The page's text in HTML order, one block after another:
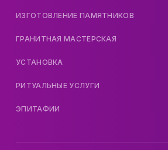
ИЗГОТОВЛЕНИЕ ПАМЯТНИКОВ
ГРАНИТНАЯ МАСТЕРСКАЯ
УСТАНОВКА
РИТУАЛЬНЫЕ УСЛУГИ
ЭПИТАФИИ